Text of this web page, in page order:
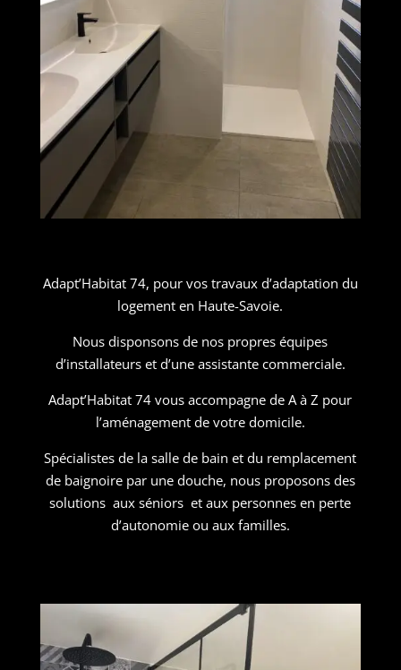
Adapt’Habitat 74, pour vos travaux d’adaptation du
logement en Haute-Savoie.
Nous disponsons de nos propres équipes
d’installateurs et d’une assistante commerciale.
Adapt’Habitat 74 vous accompagne de A à Z pour
l’aménagement de votre domicile.
Spécialistes de la salle de bain et du remplacement
de baignoire par une douche, nous proposons des
solutions aux séniors et aux personnes en perte
d’autonomie ou aux familles.